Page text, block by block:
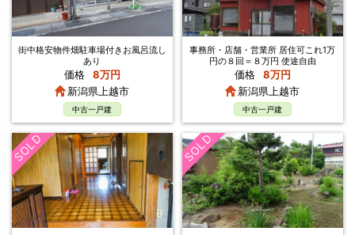
街中格安物件畑駐車場付きお風呂流し
あり
価格 8万円
新潟県上越市
中古一戸建
事務所・店舗・営業所 居住可これ1万
円の８回＝８万円 使途自由
価格 8万円
新潟県上越市
中古一戸建
SOLD SOLD